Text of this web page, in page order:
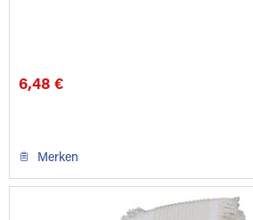
6,48 €
Merken